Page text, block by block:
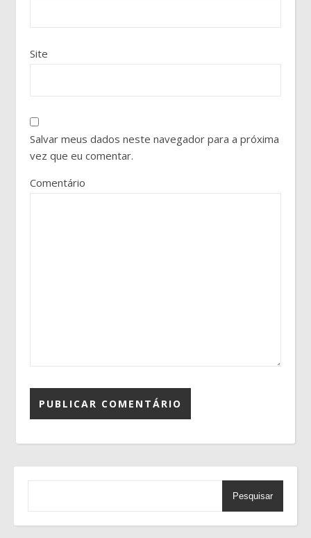
Site
Salvar meus dados neste navegador para a próxima
vez que eu comentar.
Comentário
Pesquisar